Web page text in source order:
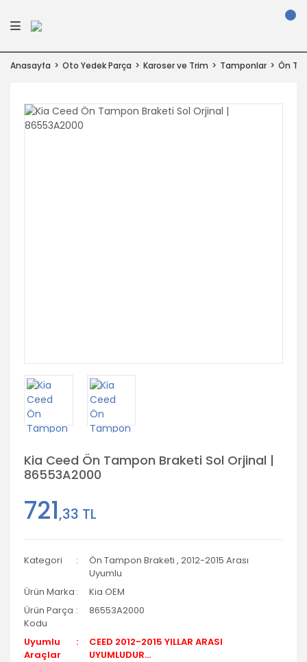
Anasayfa Oto Yedek Parça Karoser ve Trim Tamponlar Ön
Kia Ceed Ön Tampon Braketi Sol Orjinal |
86553A2000
721,33 TL
Kategori Ön Tampon Braketi , 2012-2015 Arası
Uyumlu
Ürün Marka
Kia OEM
Ürün Parça
Kodu
86553A2000
Uyumlu
Araçlar
CEED 2012-2015 YILLAR ARASI
UYUMLUDUR...